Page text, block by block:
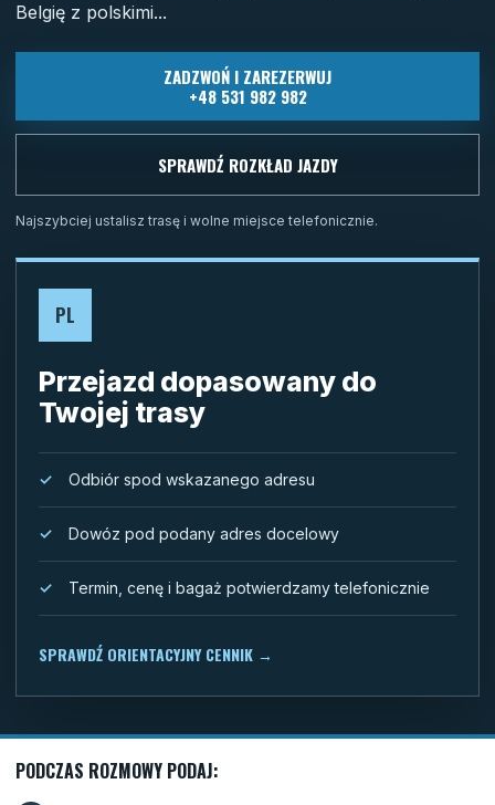
Belgię z polskimi...
ZADZWOŃ I ZAREZERWUJ
+48 531 982 982
SPRAWDŹ ROZKŁAD JAZDY
Najszybciej ustalisz trasę i wolne miejsce telefonicznie.
PL
Przejazd dopasowany do
Twojej trasy
Odbiór spod wskazanego adresu
Dowóz pod podany adres docelowy
Termin, cenę i bagaż potwierdzamy telefonicznie
SPRAWDŹ ORIENTACYJNY CENNIK →
PODCZAS ROZMOWY PODAJ: